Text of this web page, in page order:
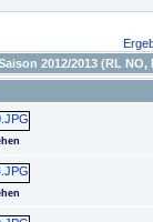
2012/2013 (RL NO,